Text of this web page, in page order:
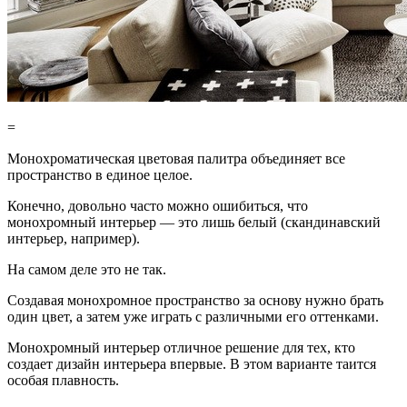
=
Монохроматическая цветовая палитра объединяет все
пространство в единое целое.
Конечно, довольно часто можно ошибиться, что
монохромный интерьер — это лишь белый (скандинавский
интерьер, например).
На самом деле это не так.
Создавая монохромное пространство за основу нужно брать
один цвет, а затем уже играть с различными его оттенками.
Монохромный интерьер отличное решение для тех, кто
создает дизайн интерьера впервые. В этом варианте таится
особая плавность.